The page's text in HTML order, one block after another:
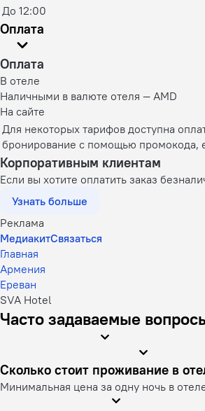
До 12:00
Оплата
Оплата
В отеле
Наличными в валюте отеля — AMD
На сайте
Для некоторых тарифов доступна
бронирование с помощью промокода,
Корпоративным клиентам
Если вы хотите оплатить заказ
Узнать больше
Реклама
МедиакитСвязаться
Главная
Армения
Ереван
SVA Hotel
Часто задаваемые
Сколько
Минимальная цена за одну ночь в